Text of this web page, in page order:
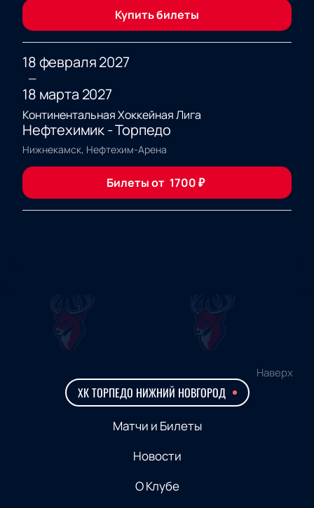
Купить билеты
18 февраля 2027
—
18 марта 2027
Континентальная Хоккейная Лига
Нефтехимик - Торпедо
Нижнекамск, Нефтехим-Арена
Билеты от 1700₽
Наверх
ХК ТОРПЕДО НИЖНИЙ НОВГОРОД
Матчи и Билеты
Новости
О Клубе